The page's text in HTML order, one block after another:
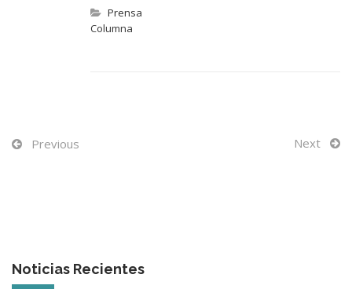
Prensa
Columna
Previous Next
Noticias Recientes